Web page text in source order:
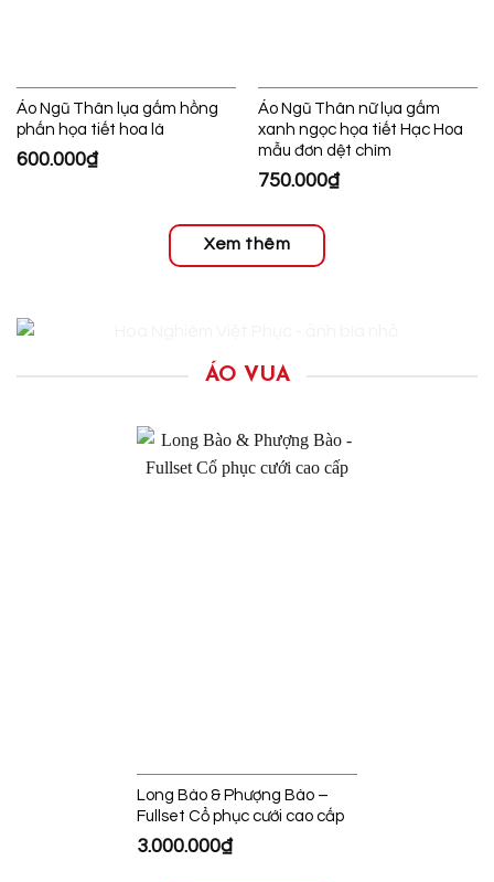
Áo Ngũ Thân lụa gấm hồng
phấn họa tiết hoa lá
600.000₫
Áo Ngũ Thân nữ lụa gấm
xanh ngọc họa tiết Hạc Hoa
mẫu đơn dệt chìm
750.000₫
Xem thêm
ÁO VUA
Long Bào & Phượng Bào –
Fullset Cổ phục cưới cao cấp
3.000.000₫